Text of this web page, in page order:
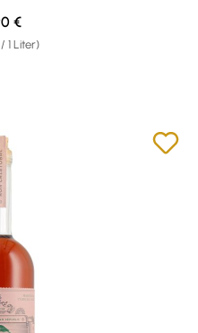
1 Liter)
Preis:
€